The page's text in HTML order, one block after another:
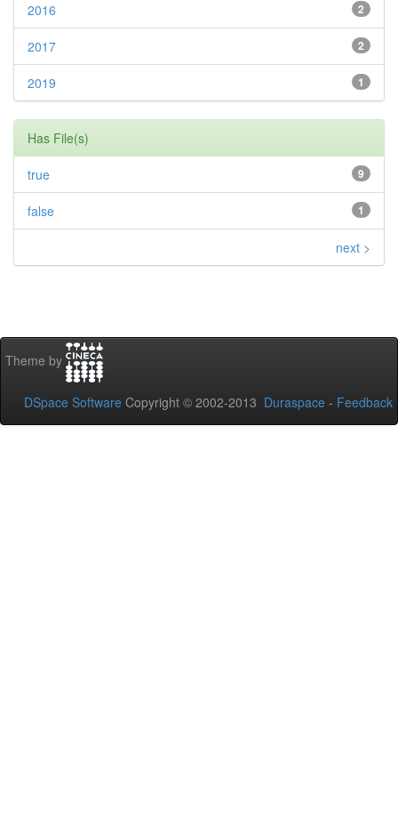
2
2016
2
2017
1
2019
Has File(s)
9
true
1
false
next >
Theme by
DSpace Software Copyright © 2002-2013 Duraspace - Feedback